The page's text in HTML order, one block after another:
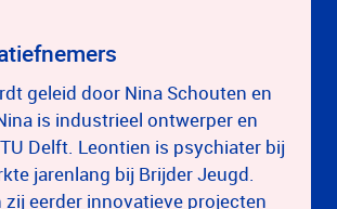
geleid door Nina Schouten en
is industrieel ontwerper en
Delft. Leontien is psychiater bij
jarenlang bij Brijder Jeugd.
zij eerder innovatieve projecten